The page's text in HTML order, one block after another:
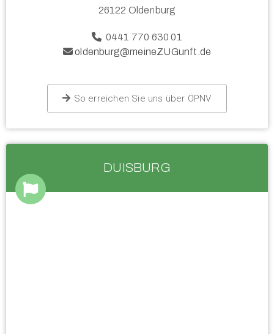
26122 Oldenburg
0441 770 630 01
oldenburg@meineZUGunft.de
So erreichen Sie uns über ÖPNV
DUISBURG